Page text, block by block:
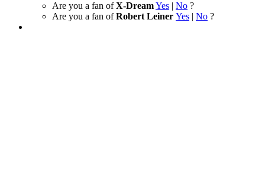
Are you a fan ofX-DreamYes | No ?
Are you a fan ofRobert Leiner Yes | No ?